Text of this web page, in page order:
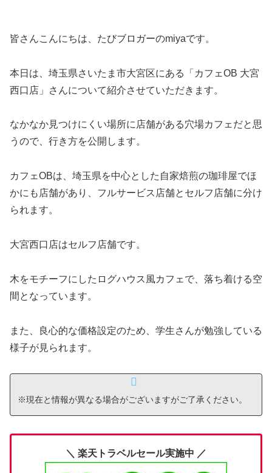
皆さんこんにちは、たびブロガーのmiyaです。
本日は、埼玉県さいたま市大宮区にある「カフェOB 大宮
西口店」さんについて紹介させていただきます。
なかなか見つけにくい場所に店舗がある穴場カフェだと思
うので、行き方を公開します。
カフェOBは、埼玉県を中心とした自家焙煎の珈琲屋でほ
かにも店舗があり、フルサービス店舗とセルフ店舗に分け
られます。
大宮西口店はセルフ店舗です。
木をモチーフにしたログハウス風カフェで、落ち着ける空
間となっています。
また、良心的な価格設定のため、学生さんが勉強している
様子が見られます。
※現在と情報が異なる場合がございますがご了承ください。
＼ 楽天トラベルセール実施中 ／